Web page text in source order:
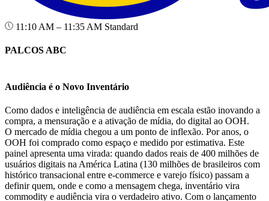
11:10 AM – 11:35 AM Standard
PALCOS ABC
Audiência é o Novo Inventário
Como dados e inteligência de audiência em escala estão inovando a
compra, a mensuração e a ativação de mídia, do digital ao OOH.
O mercado de mídia chegou a um ponto de inflexão. Por anos, o
OOH foi comprado como espaço e medido por estimativa. Este
painel apresenta uma virada: quando dados reais de 400 milhões de
usuários digitais na América Latina (130 milhões de brasileiros com
histórico transacional entre e-commerce e varejo físico) passam a
definir quem, onde e como a mensagem chega, inventário vira
commodity e audiência vira o verdadeiro ativo. Com o lançamento